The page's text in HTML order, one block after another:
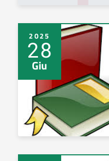
2025
28
Giu